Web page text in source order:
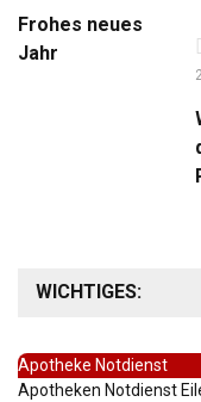
Frohes neues
Jahr
WICHTIGES:
Apotheke Notdienst
Apotheken Notdienst